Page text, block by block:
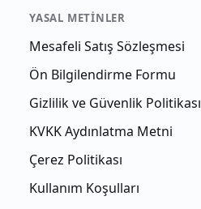
YASAL METINLER
Mesafeli Satış Sözleşmesi
Ön Bilgilendirme Formu
Gizlilik ve Güvenlik Politikası
KVKK Aydınlatma Metni
Çerez Politikası
Kullanım Koşulları